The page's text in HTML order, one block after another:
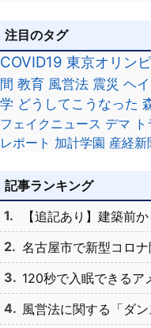
注目のタグ
COVID19 東京オリン
間 教育 風営法 震災 ヘ
学 どうしてこうなった
フェイクニュース デマ
レポート 加計学園 産経新
記事ランキング
【追記あり】建築前
名古屋市で新型コロ
120秒で入眠できるア
風営法に関する「ダ